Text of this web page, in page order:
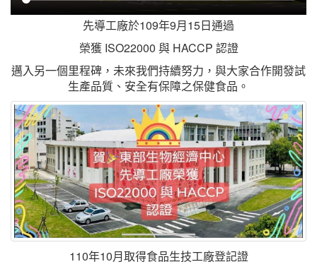
先導工廠於109年9月15日通過
榮獲 ISO22000 與 HACCP 認證
邁入另一個里程碑，未來我們持續努力，與大家合作開發試
生產品質、安全有保障之保健食品。
110年10月取得食品生技工廠登記證